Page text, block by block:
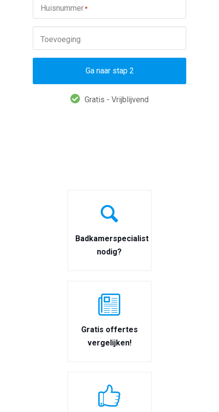
Huisnummer*
Toevoeging
Ga naar stap 2
Gratis - Vrijblijvend
Badkamerspecialist
nodig?
Gratis offertes
vergelijken!